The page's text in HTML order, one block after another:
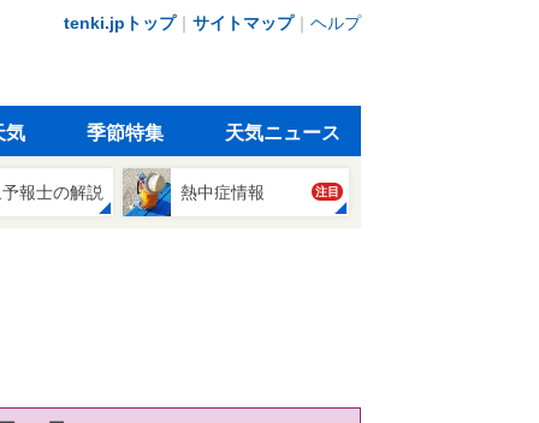
tenki.jpトップ｜ サイトマップ｜ ヘルプ
気 季節特集 天気ニュース
報士の解説 熱中症情報 注目